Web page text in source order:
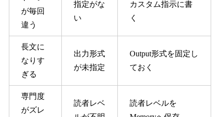
が毎回
違う
指定がな
い
カスタム指示に書
く
長文に
なりす
ぎる
出力形式
が未指定
Output形式を固定し
ておく
専門度
がズレ
読者レベ
読者レベルを